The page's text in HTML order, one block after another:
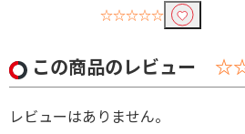
☆☆☆☆☆
この商品のレビュー
レビューはありません。